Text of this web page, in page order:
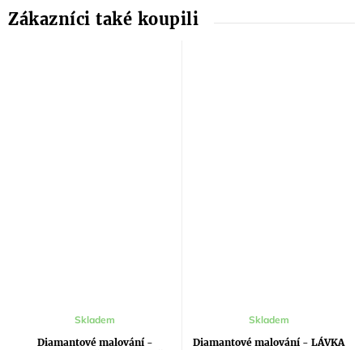
Diamantové malování -
Skladem
Diamantové malování - LÁVKA
Skladem